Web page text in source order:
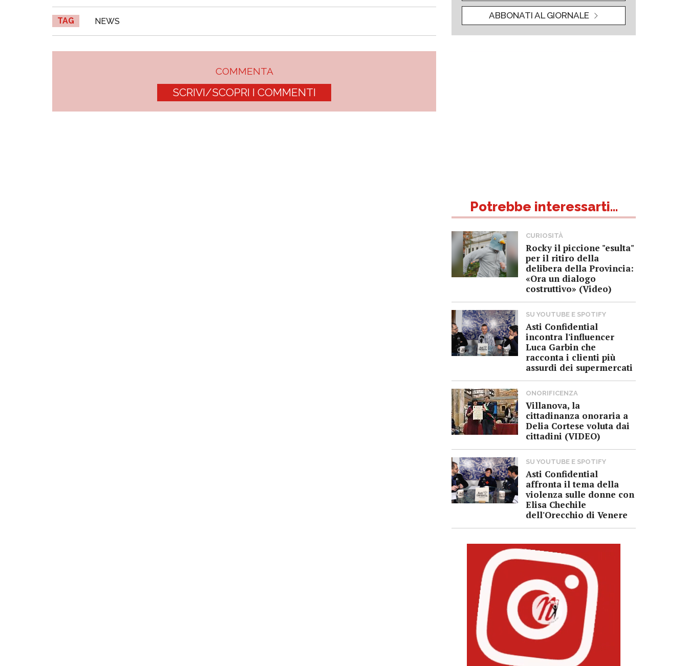
TAG NEWS
COMMENTA
SCRIVI/SCOPRI I COMMENTI
ABBONATI AL GIORNALE
Potrebbe interessarti...
CURIOSITÀ
Rocky il piccione "esulta"
per il ritiro della
delibera della Provincia:
«Ora un dialogo
costruttivo» (Video)
SU YOUTUBE E SPOTIFY
Asti Confidential
incontra l'influencer
Luca Garbin che
racconta i clienti più
assurdi dei supermercati
ONORIFICENZA
Villanova, la
cittadinanza onoraria a
Delia Cortese voluta dai
cittadini (VIDEO)
SU YOUTUBE E SPOTIFY
Asti Confidential
affronta il tema della
violenza sulle donne con
Elisa Chechile
dell'Orecchio di Venere